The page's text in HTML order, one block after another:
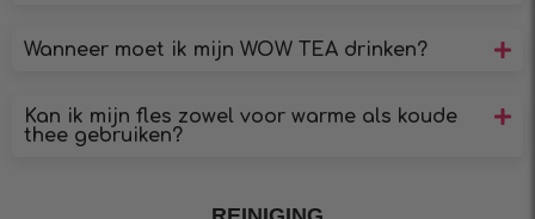
Wanneer moet ik mijn WOW TEA drinken?
Kan ik mijn fles zowel voor warme als koude
thee gebruiken?